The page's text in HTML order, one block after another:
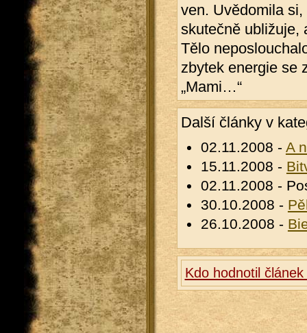
ven. Uvědomila
skutečně ubližuje,
Tělo
zbytek energie se
„Mami…“
Další články v
02.11.2008 - A
15.11.2008 -
02.11.2008 -
30.10.2008 -
26.10.2008 -
Kdo hodnotil